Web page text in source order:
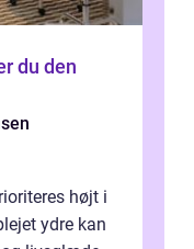
højt i
ydre kan